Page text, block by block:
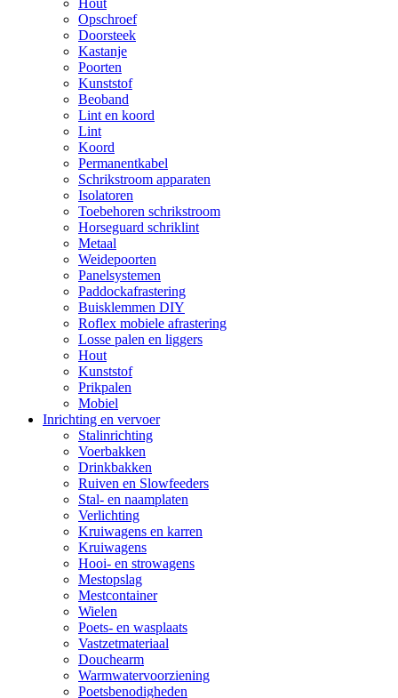
Hout
Opschroef
Doorsteek
Kastanje
Poorten
Kunststof
Beoband
Lint en koord
Lint
Koord
Permanentkabel
Schrikstroom apparaten
Isolatoren
Toebehoren schrikstroom
Horseguard schriklint
Metaal
Weidepoorten
Panelsystemen
Paddockafrastering
Buisklemmen DIY
Roflex mobiele afrastering
Losse palen en liggers
Hout
Kunststof
Prikpalen
Mobiel
Inrichting en vervoer
Stalinrichting
Voerbakken
Drinkbakken
Ruiven en Slowfeeders
Stal- en naamplaten
Verlichting
Kruiwagens en karren
Kruiwagens
Hooi- en strowagens
Mestopslag
Mestcontainer
Wielen
Poets- en wasplaats
Vastzetmateriaal
Douchearm
Warmwatervoorziening
Poetsbenodigheden